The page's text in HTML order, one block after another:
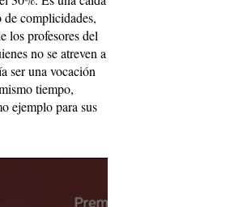
de complicidades,
los profesores del
no se atreven a
ser una vocación
tiempo,
ejemplo para sus